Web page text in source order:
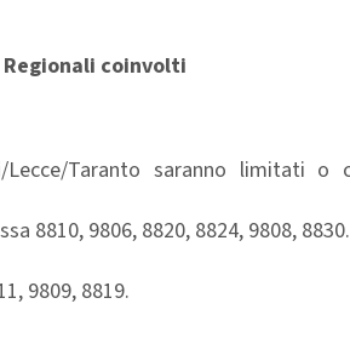
coinvolti
Taranto saranno limitati o
8810, 9806, 8820, 8824, 9808, 8830.
9809, 8819.